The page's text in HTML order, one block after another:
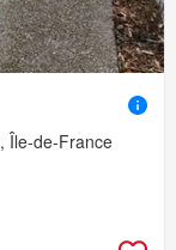
Île-de-France